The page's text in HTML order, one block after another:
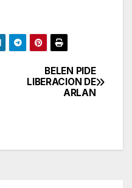
BELEN PIDE
LIBERACION DE
ARLAN